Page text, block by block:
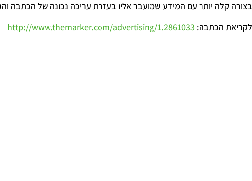
בצורה קלה יותר עם המידע שמועבר אליו בעזרת עריכה נכונה של הכתבה
לקריאת הכתבה: http://www.themarker.com/advertising/1.2861033